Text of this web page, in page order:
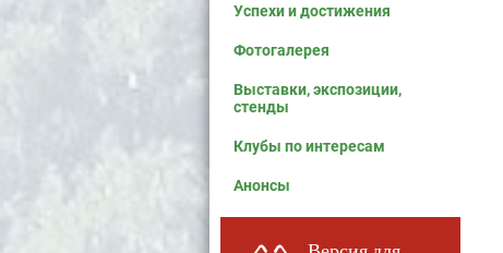
Успехи и достижения
Фотогалерея
Выставки, экспозиции,
стенды
Клубы по интересам
Анонсы